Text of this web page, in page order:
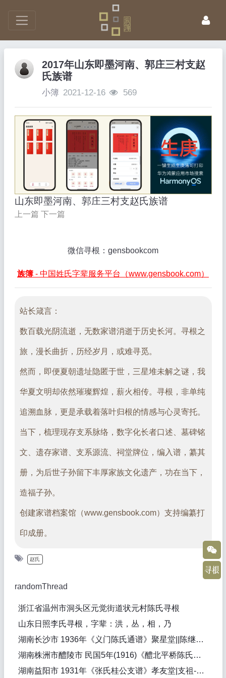
2017年山东即墨河南、郭庄三村支赵
氏族谱
小簿 2021-12-16 569
山东即墨河南、郭庄三村支赵氏族谱
上一篇 下一篇
微信寻根：gensbookcom
族簿 - 中国姓氏字辈服务平台（www.gensbook.com）
站长箴言：
数百载光阴流逝，无数家谱消逝于历史长河。寻根之
旅，漫长曲折，历经岁月，或难寻觅。
然而，即便夏朝遗址隐匿于世，三星堆未解之谜，我
华夏文明却依然璀璨辉煌，薪火相传。寻根，非单纯
追溯血脉，更是承载着落叶归根的情感与心灵寄托。
当下，梳理现存支系脉络，数字化长者口述、墓碑铭
文、遗存家谱、支系源流、祠堂牌位，编入谱，纂其
册，为后世子孙留下丰厚家族文化遗产，功在当下，
造福子孙。
创建家谱档案馆（www.gensbook.com）支持编纂打
印成册。
赵氏
randomThread
浙江省温州市洞头区元觉街道状元村陈氏寻根
山东日照李氏寻根，字辈：洪，丛，相，乃
湖南长沙市 1936年《义门陈氏通谱》聚星堂||陈继训（纂修）
湖南株洲市醴陵市 民国5年(1916)《醴北平桥陈氏七修支谱》培本堂|始迁祖-陈审先-元|陈绍东（纂修）
湖南益阳市 1931年《张氏桂公支谱》孝友堂|支祖-张廷桂-明，始祖-张栻-南宋，始迁祖-张仲英-元明之际，一世祖-张天景-明，先祖-张廷桂，始迁祖-张仲英-明|张鼎钧（纂修），张鼎钧（纂修）